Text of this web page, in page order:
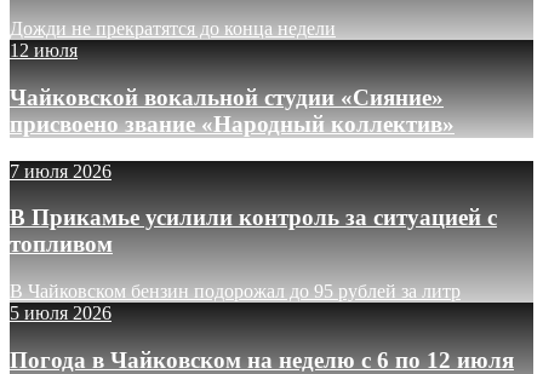
Дожди не прекратятся до конца недели
12 июля
Чайковской вокальной студии «Сияние»
присвоено звание «Народный коллектив»
7 июля 2026
В Прикамье усилили контроль за ситуацией с
топливом
В Чайковском бензин подорожал до 95 рублей за литр
5 июля 2026
Погода в Чайковском на неделю с 6 по 12 июля